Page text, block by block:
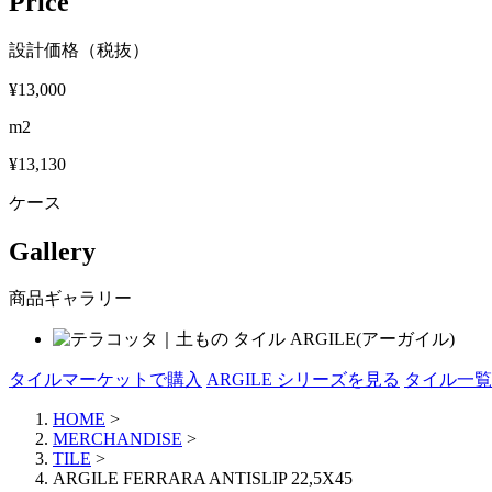
設計価格（税抜）
¥13,000
m2
¥13,130
ケース
Gallery
商品ギャラリー
タイルマーケットで購入 ARGILE シリーズを見る タイル一
HOME >
MERCHANDISE >
TILE >
ARGILE FERRARA ANTISLIP 22,5X45